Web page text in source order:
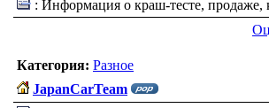
: Информация о краш-тесте, продаже,
Категория: Разное
JapanCarTeam